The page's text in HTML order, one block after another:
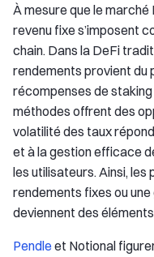
À mesure que le
revenu fixe s’imposent
chain. Dans la DeFi
rendements provient du
récompenses de staking
méthodes offrent des
volatilité des taux
et à la gestion efficace
les utilisateurs. Ainsi,
rendements fixes ou
deviennent des
Pendleet Notional